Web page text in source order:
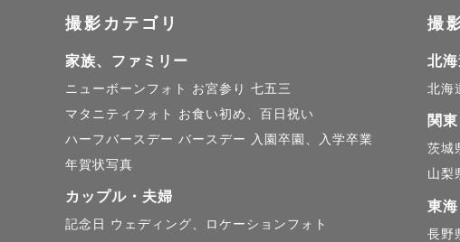
୨୧テイスト
ペットやご家族の
撮影カテゴリ
家族、ファミリー
ニューボーンフォト お宮参り 七五三
マタニティフォト
お食い初め、百日祝い
ハーフバースデー バースデー
入園卒園、入学卒業
年賀状写真
カップル・夫婦
記念日 ウェディング、ロケーションフォト
撮
北
北海
関東
茨城
山梨
東海
長野